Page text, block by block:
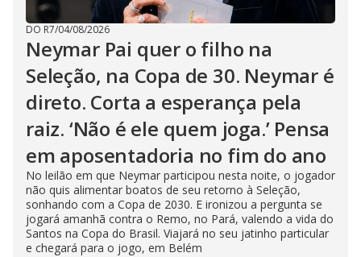
DO R7/04/08/2026
Neymar Pai quer o filho na
Seleção, na Copa de 30. Neymar é
direto. Corta a esperança pela
raiz. ‘Não é ele quem joga.’ Pensa
em aposentadoria no fim do ano
No leilão em que Neymar participou nesta noite, o jogador
não quis alimentar boatos de seu retorno à Seleção,
sonhando com a Copa de 2030. E ironizou a pergunta se
jogará amanhã contra o Remo, no Pará, valendo a vida do
Santos na Copa do Brasil. Viajará no seu jatinho particular
e chegará para o jogo, em Belém